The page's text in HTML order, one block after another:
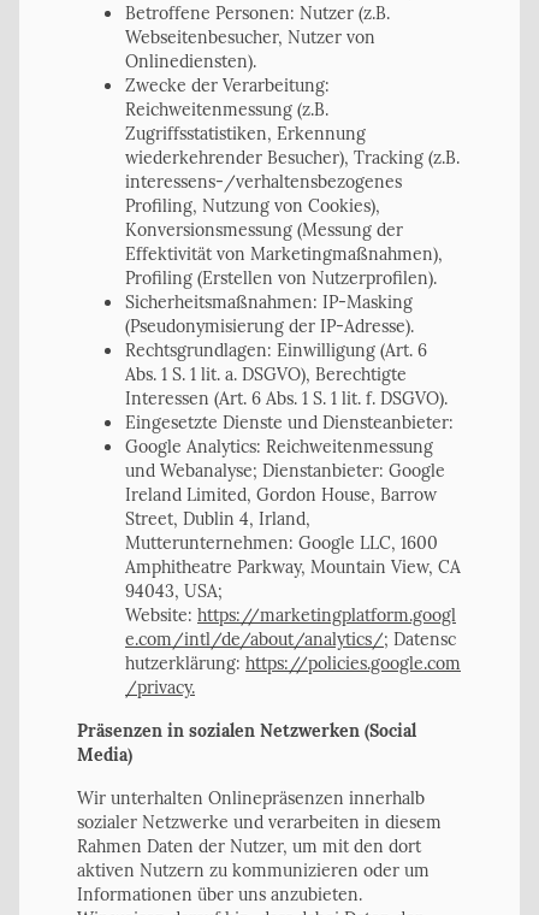
Betroffene Personen: Nutzer (z.B.
Webseitenbesucher, Nutzer von
Onlinediensten).
Zwecke der Verarbeitung:
Reichweitenmessung (z.B.
Zugriffsstatistiken, Erkennung
wiederkehrender Besucher), Tracking (z.B.
interessens-/verhaltensbezogenes
Profiling, Nutzung von Cookies),
Konversionsmessung (Messung der
Effektivität von Marketingmaßnahmen),
Profiling (Erstellen von Nutzerprofilen).
Sicherheitsmaßnahmen: IP-Masking
(Pseudonymisierung der IP-Adresse).
Rechtsgrundlagen: Einwilligung (Art. 6
Abs. 1 S. 1 lit. a. DSGVO), Berechtigte
Interessen (Art. 6 Abs. 1 S. 1 lit. f. DSGVO).
Eingesetzte Dienste und Diensteanbieter:
Google Analytics: Reichweitenmessung
und Webanalyse; Dienstanbieter: Google
Ireland Limited, Gordon House, Barrow
Street, Dublin 4, Irland,
Mutterunternehmen: Google LLC, 1600
Amphitheatre Parkway, Mountain View, CA
94043, USA;
Website: https://marketingplatform.googl
e.com/intl/de/about/analytics/; Datensc
hutzerklärung: https://policies.google.com
/privacy.
Präsenzen in sozialen Netzwerken (Social
Media)
Wir unterhalten Onlinepräsenzen innerhalb
sozialer Netzwerke und verarbeiten in diesem
Rahmen Daten der Nutzer, um mit den dort
aktiven Nutzern zu kommunizieren oder um
Informationen über uns anzubieten.